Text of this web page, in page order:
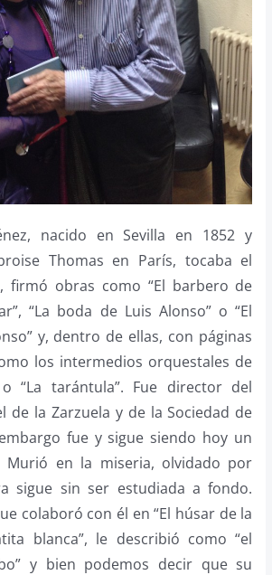
nacido en Sevilla en 1852 y
Thomas en París, tocaba el
firmó obras como “El barbero de
“La boda de Luis Alonso” o “El
y, dentro de ellas, con páginas
los intermedios orquestales de
“La tarántula”. Fue director del
de la Zarzuela y de la Sociedad de
fue y sigue siendo hoy un
Murió en la miseria, olvidado por
sigue sin ser estudiada a fondo.
colaboró con él en “El húsar de la
blanca”, le describió como “el
y bien podemos decir que su